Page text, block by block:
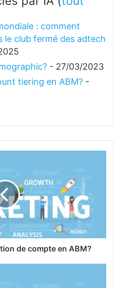
: comment
le club fermé des adtech
- 27/03/2023
tiering en ABM? -
de compte en ABM?